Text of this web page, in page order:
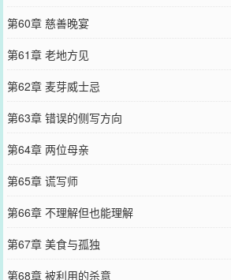
第60章 慈善晚宴
第61章 老地方见
第62章 麦芽威士忌
第63章 错误的侧写方向
第64章 两位母亲
第65章 谎写师
第66章 不理解但也能理解
第67章 美食与孤独
第68章 被利用的杀意